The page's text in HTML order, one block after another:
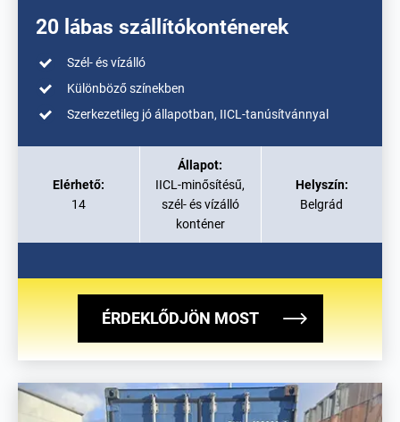
20 lábas szállítókonténerek
Szél- és vízálló
Különböző színekben
Szerkezetileg jó állapotban, IICL-tanúsítvánnyal
Elérhető:
14
Állapot:
IICL-minősítésű,
szél- és vízálló
konténer
Helyszín:
Belgrád
ÉRDEKLŐDJÖN MOST